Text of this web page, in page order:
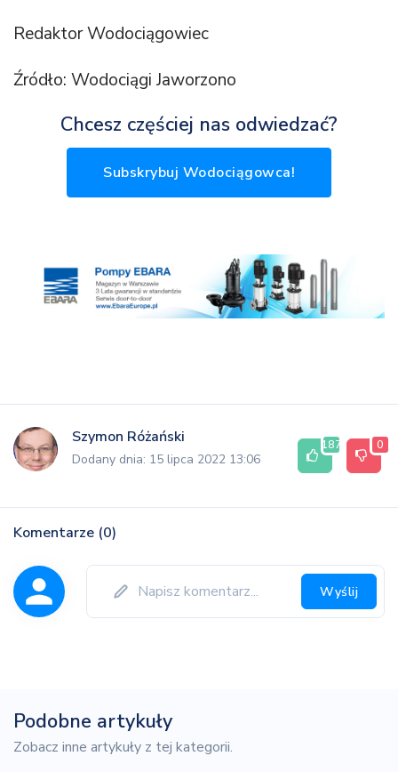
Redaktor Wodociągowiec
Źródło: Wodociągi Jaworzono
Chcesz częściej nas odwiedzać?
Subskrybuj Wodociągowca!
Szymon Różański
Dodany dnia: 15 lipca 2022 13:06
187 0
Komentarze (0)
Wyślij
Podobne artykuły
Zobacz inne artykuły z tej kategorii.